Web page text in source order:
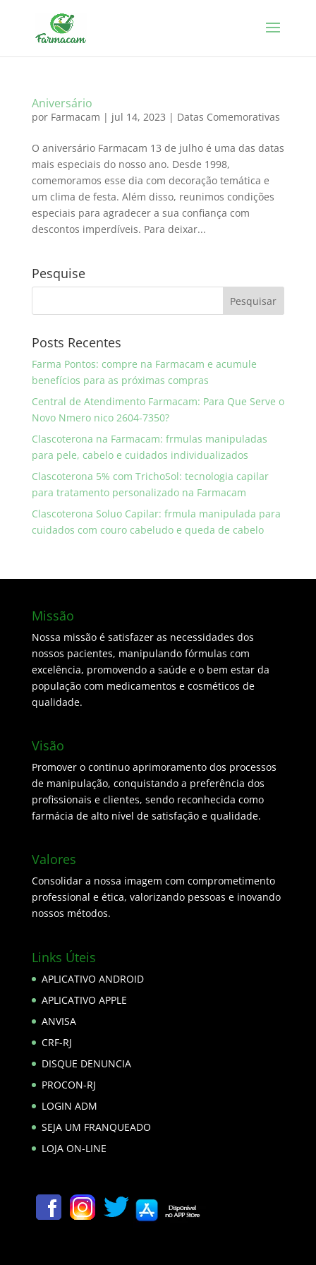
Aniversário
por Farmacam | jul 14, 2023 | Datas Comemorativas
O aniversário Farmacam 13 de julho é uma das datas
mais especiais do nosso ano. Desde 1998,
comemoramos esse dia com decoração temática e
um clima de festa. Além disso, reunimos condições
especiais para agradecer a sua confiança com
descontos imperdíveis. Para deixar...
Pesquise
Posts Recentes
Farma Pontos: compre na Farmacam e acumule
benefícios para as próximas compras
Central de Atendimento Farmacam: Para Que Serve o
Novo Nmero nico 2604-7350?
Clascoterona na Farmacam: frmulas manipuladas
para pele, cabelo e cuidados individualizados
Clascoterona 5% com TrichoSol: tecnologia capilar
para tratamento personalizado na Farmacam
Clascoterona Soluo Capilar: frmula manipulada para
cuidados com couro cabeludo e queda de cabelo
Missão
Nossa missão é satisfazer as necessidades dos
nossos pacientes, manipulando fórmulas com
excelência, promovendo a saúde e o bem estar da
população com medicamentos e cosméticos de
qualidade.
Visão
Promover o continuo aprimoramento dos processos
de manipulação, conquistando a preferência dos
profissionais e clientes, sendo reconhecida como
farmácia de alto nível de satisfação e qualidade.
Valores
Consolidar a nossa imagem com comprometimento
professional e ética, valorizando pessoas e inovando
nossos métodos.
Links Úteis
APLICATIVO ANDROID
APLICATIVO APPLE
ANVISA
CRF-RJ
DISQUE DENUNCIA
PROCON-RJ
LOGIN ADM
SEJA UM FRANQUEADO
LOJA ON-LINE